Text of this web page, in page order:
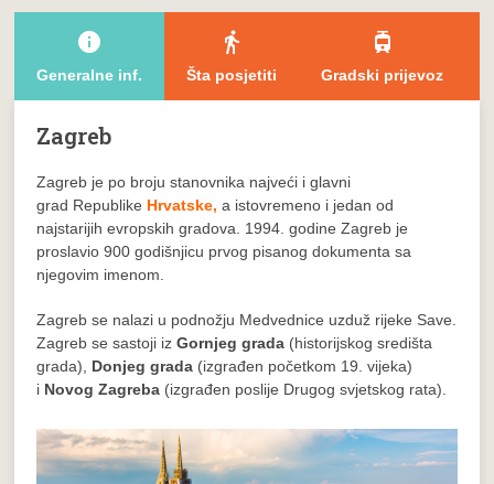
info
Generalne inf.
directions_walk
Šta posjetiti
tram
Gradski prijevoz
Zagreb
Zagreb je po broju stanovnika najveći i glavni
grad Republike Hrvatske, a istovremeno i jedan od
najstarijih evropskih gradova. 1994. godine Zagreb je
proslavio 900 godišnjicu prvog pisanog dokumenta sa
njegovim imenom.
Zagreb se nalazi u podnožju Medvednice uzduž rijeke Save.
Zagreb se sastoji izGornjeg grada (historijskog središta
grada), Donjeg grada (izgrađen početkom 19. vijeka)
i Novog Zagreba (izgrađen poslije Drugog svjetskog rata).